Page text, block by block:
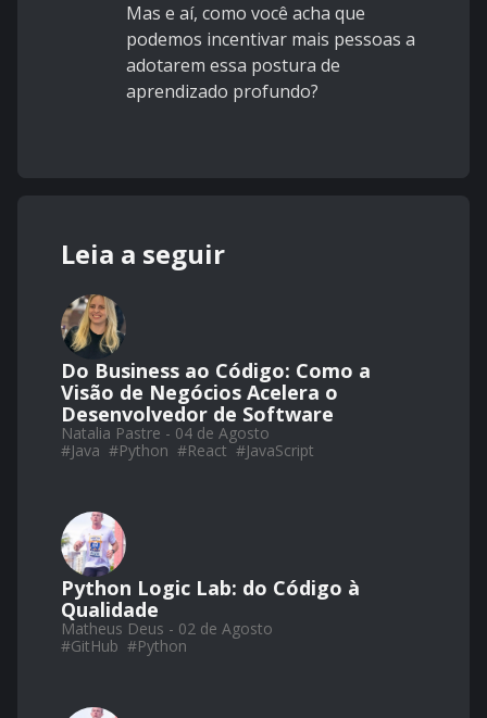
Mas e aí, como você acha que
podemos incentivar mais pessoas a
adotarem essa postura de
aprendizado profundo?
Leia a seguir
Do Business ao Código: Como a
Visão de Negócios Acelera o
Desenvolvedor de Software
Natalia Pastre - 04 de Agosto
#Java #Python #React #JavaScript
Python Logic Lab: do Código à
Qualidade
Matheus Deus - 02 de Agosto
#GitHub #Python